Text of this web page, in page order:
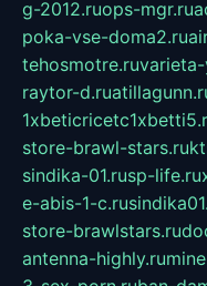
g-2012.ruops-mgr.ru
poka-vse-doma2.ru
tehosmotre.ru
raytor-d.ru
store-brawl-stars.ru
sindika-01.rusp-life.ru
e-abis-1-c.ru
store-brawlstars.ru
antenna-highly.ru